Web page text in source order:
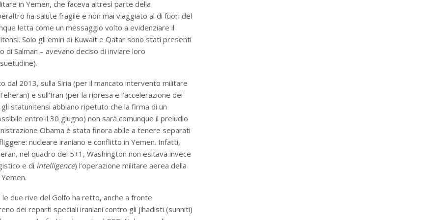
in Yemen, che faceva altresì parte della
ha salute fragile e non mai viaggiato al di fuori del
letta come un messaggio volto a evidenziare il
Solo gli emiri di Kuwait e Qatar sono stati presenti
Salman – avevano deciso di inviare loro
dal 2013, sulla Siria (per il mancato intervento militare
e sull’Iran (per la ripresa e l’accelerazione dei
statunitensi abbiano ripetuto che la firma di un
entro il 30 giugno) non sarà comunque il preludio
Obama è stata finora abile a tenere separati
nucleare iraniano e conflitto in Yemen. Infatti,
nel quadro del 5+1, Washington non esitava invece
e di intelligence) l’operazione militare aerea della
le due rive del Golfo ha retto, anche a fronte
dei reparti speciali iraniani contro gli jihadisti (sunniti)